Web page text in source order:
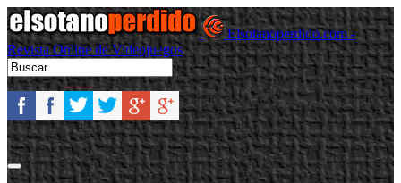
Elsotanoperdido.com -
Revista Online de Videojuegos